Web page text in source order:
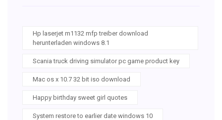
Hp laserjet m1132 mfp treiber download
herunterladen windows 8.1
Scania truck driving simulator pc game product key
Mac os x 10.7 32 bit iso download
Happy birthday sweet girl quotes
System restore to earlier date windows 10